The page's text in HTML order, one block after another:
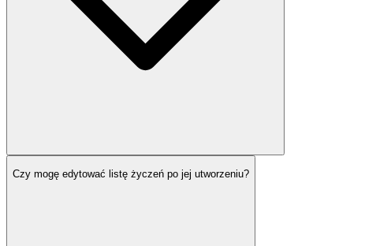
Czy mogę edytować listę życzeń po jej utworzeniu?